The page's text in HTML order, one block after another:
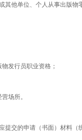
其他单位、个人从事出版物
发行员职业资格；
场所。
提交的申请（书面）材料（